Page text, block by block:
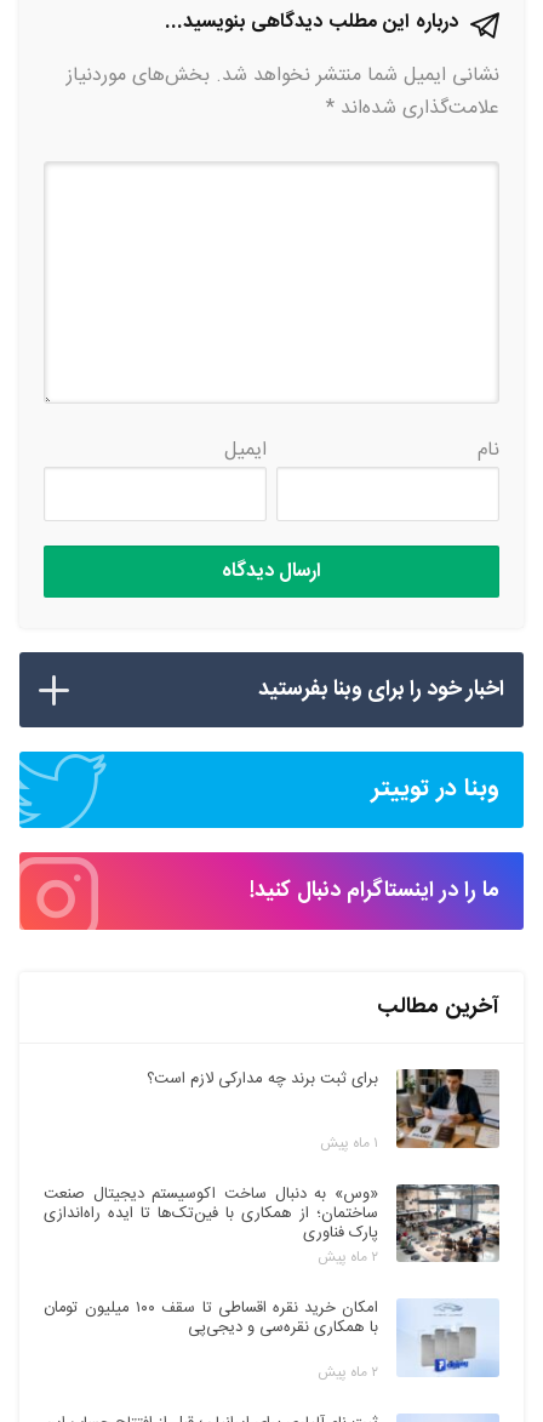
درباره این مطلب دیدگاهی بنویسید...
نشانی ایمیل شما منتشر نخواهد شد. بخش‌های موردنیاز
علامت‌گذاری شده‌اند *
نام ایمیل
اخبار خود را برای وبنا بفرستید
وبنا در توییتر
ما را در اینستاگرام دنبال کنید!
آخرین مطالب
برای ثبت برند چه مدارکی لازم است؟
۱ ماه پیش
«وس» به دنبال ساخت اکوسیستم دیجیتال صنعت
ساختمان؛ از همکاری با فین‌تک‌ها تا ایده راه‌اندازی
پارک فناوری
۲ ماه پیش
امکان خرید نقره اقساطی تا سقف ۱۰۰ میلیون تومان
با همکاری نقره‌سی و دیجی‌پی
۲ ماه پیش